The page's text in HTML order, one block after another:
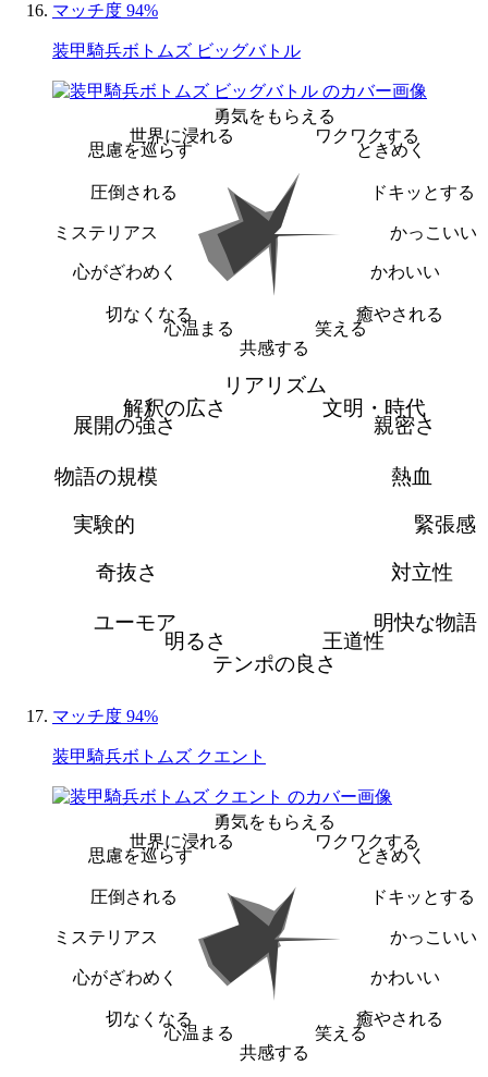
マッチ度 94%
装甲騎兵ボトムズ ビッグバトル
勇気をもらえる
ワクワクする
ときめく
ドキッとする
かっこいい
かわいい
癒やされる
笑える
共感する
心温まる
切なくなる
心がざわめく
ミステリアス
圧倒される
思慮を巡らす
世界に浸れる
リアリズム
文明・時代
親密さ
熱血
緊張感
対立性
明快な物語
王道性
テンポの良さ
明るさ
ユーモア
奇抜さ
実験的
物語の規模
展開の強さ
解釈の広さ
マッチ度 94%
装甲騎兵ボトムズ クエント
勇気をもらえる
ワクワクする
ときめく
ドキッとする
かっこいい
かわいい
癒やされる
笑える
共感する
心温まる
切なくなる
心がざわめく
ミステリアス
圧倒される
思慮を巡らす
世界に浸れる